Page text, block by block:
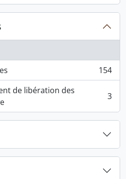
154
de libération des
3